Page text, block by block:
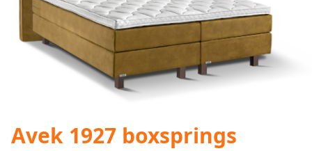
Avek 1927 boxsprings